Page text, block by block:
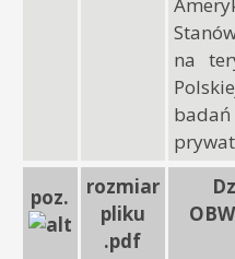
na
poz.
rozmiar
pliku
.pdf